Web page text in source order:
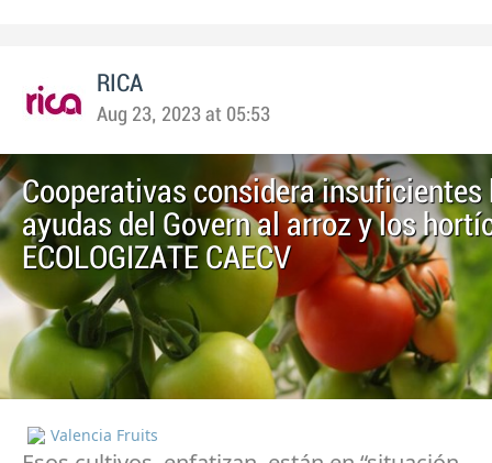
RICA
Aug 23, 2023 at 05:53
Cooperativas considera insuficientes
ayudas del Govern al arroz y los
ECOLOGIZATE CAECV
Valencia Fruits